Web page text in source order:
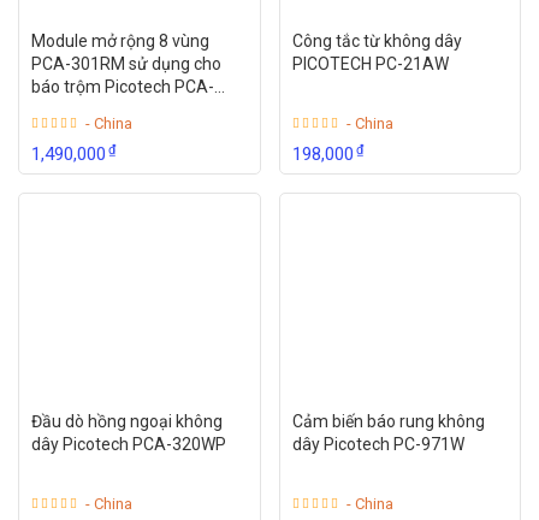
Module mở rộng 8 vùng
PCA-301RM sử dụng cho
báo trộm Picotech PCA-
- China
1,490,000₫
Công tắc từ không dây
PICOTECH PC-21AW
- China
198,000₫
Đầu dò hồng ngoại không
dây Picotech PCA-320WP
- China
Cảm biến báo rung không
dây Picotech PC-971W
- China